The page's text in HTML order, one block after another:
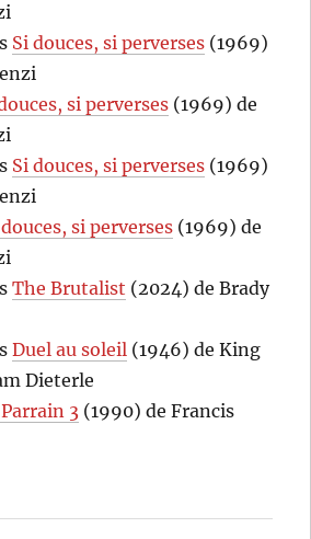
Si douces, si perverses (1969)
si perverses (1969) de
Si douces, si perverses (1969)
si perverses (1969) de
The Brutalist (2024) de Brady
Duel au soleil (1946) de King
Dieterle
3 (1990) de Francis